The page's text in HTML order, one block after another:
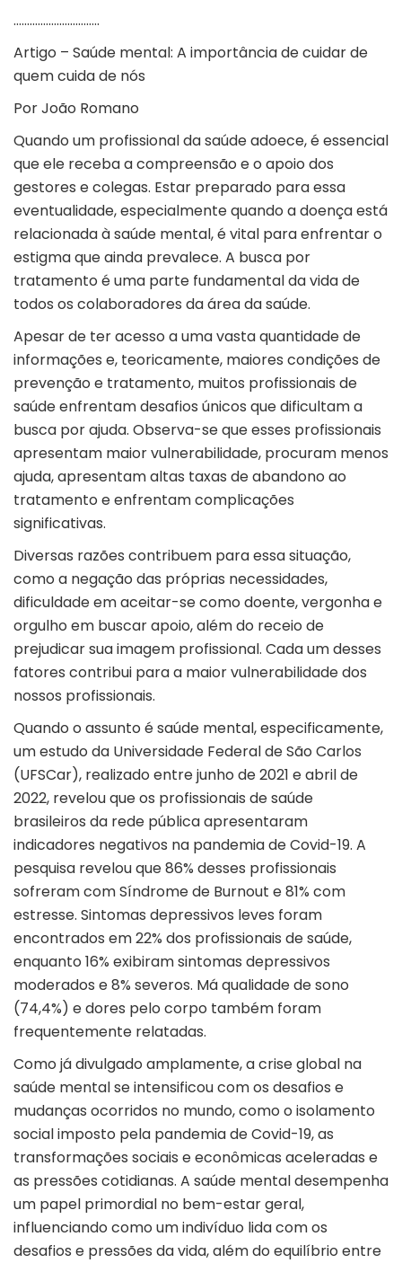
…………………………..
Artigo – Saúde mental: A importância de cuidar de
quem cuida de nós
PorJoão Romano
Quando um profissional da saúde adoece, é essencial
que ele receba a compreensão e o apoio dos
gestores e colegas. Estar preparado para essa
eventualidade, especialmente quando a doença está
relacionada àsaúde mental, é vital para enfrentar o
estigma que ainda prevalece. A busca por
tratamento é uma parte fundamental da vida de
todos os colaboradores da área da saúde.
Apesar de ter acesso a uma vasta quantidade de
informações e, teoricamente, maiores condições de
prevenção e tratamento, muitos profissionais de
saúde enfrentam desafios únicos que dificultam a
busca por ajuda. Observa-se que esses profissionais
apresentam maior vulnerabilidade, procuram menos
ajuda, apresentam altas taxas de abandono ao
tratamento e enfrentam complicações
significativas.
Diversas razões contribuem para essa situação,
como a negação das próprias necessidades,
dificuldade em aceitar-se como doente, vergonha e
orgulho em buscar apoio, além do receio de
prejudicar sua imagem profissional. Cada um desses
fatores contribui para a maior vulnerabilidade dos
nossos profissionais.
Quando o assunto é saúde mental, especificamente,
um estudo da Universidade Federal de São Carlos
(UFSCar), realizado entre junho de 2021 e abril de
2022, revelou que os profissionais de saúde
brasileiros da rede pública apresentaram
indicadores negativos na pandemia de Covid-19. A
pesquisa revelou que 86% desses profissionais
sofreram com Síndrome de Burnout e 81% com
estresse. Sintomas depressivos leves foram
encontrados em 22% dos profissionais de saúde,
enquanto 16% exibiram sintomas depressivos
moderados e 8% severos. Má qualidade de sono
(74,4%) e dores pelo corpo também foram
frequentemente relatadas.
Como já divulgado amplamente, a crise global na
saúde mental se intensificou com os desafios e
mudanças ocorridos no mundo, como o isolamento
social imposto pela pandemia de Covid-19, as
transformações sociais e econômicas aceleradas e
as pressões cotidianas. A saúde mental desempenha
um papel primordial no bem-estar geral,
influenciando como um indivíduo lida com os
desafios e pressões da vida, além do equilíbrio entre